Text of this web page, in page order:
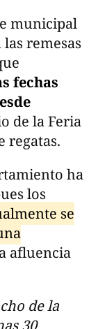
municipal
remesas
fechas
de la Feria
regatas.
ha
los
se
afluencia
de la
30